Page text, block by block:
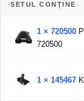
SETUL CONȚINE
1 × 720500
720500
1 × 145467